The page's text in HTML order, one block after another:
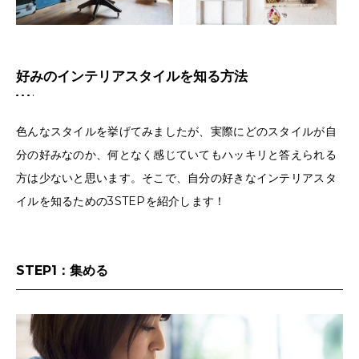
好みのインテリアスタイルを知る方法
色んなスタイルを挙げてみましたが、実際にどのスタイルが自
分の好みなのか、何となく感じていてもハッキリと答えられる
方は少ないと思います。そこで、自分の好きなインテリアスタ
イルを知るための3STEPを紹介します！
STEP1：集める